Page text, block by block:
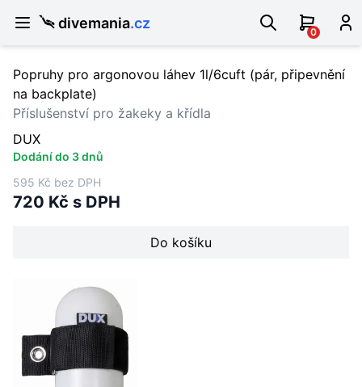
divemania.cz
0
Popruhy pro argonovou láhev 1l/6cuft (pár, připevnění
na backplate)
Příslušenství pro žakeky a křídla
DUX
Dodání do 3 dnů
595 Kč bez DPH
720 Kč s DPH
Do košíku